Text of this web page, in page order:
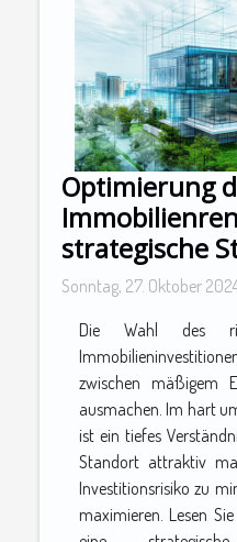
Optimierung
strategische
Sonntag, 27. Oktober
Die Wahl des
zwischen mäßigem
ausmachen. Im hart
ist ein tiefes
Standort attraktiv
Investitionsrisiko zu
maximieren. Lesen